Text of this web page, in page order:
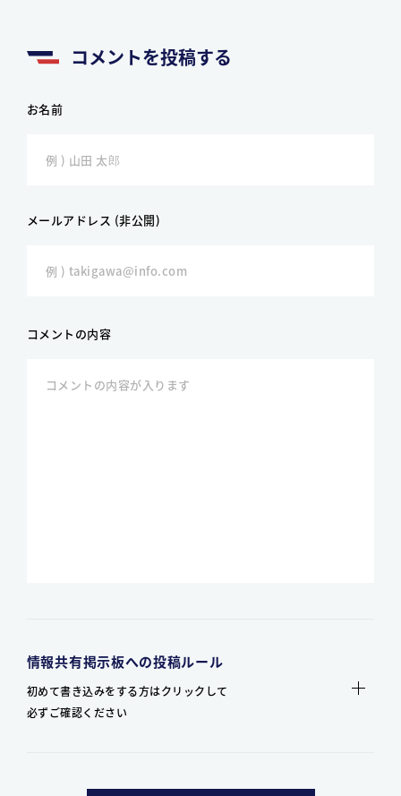
コメントを投稿する
お名前
メールアドレス (非公開)
コメントの内容
情報共有掲示板への投稿ルール
初めて書き込みをする方はクリックして
必ずご確認ください